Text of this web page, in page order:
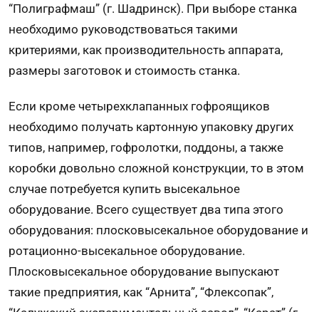
“Полиграфмаш” (г. Шадринск). При выборе станка
необходимо руководствоваться такими
критериями, как производительность аппарата,
размеры заготовок и стоимость станка.
Если кроме четырехклапанных гофроящиков
необходимо получать картонную упаковку других
типов, например, гофролотки, поддоны, а также
коробки довольно сложной конструкции, то в этом
случае потребуется купить высекальное
оборудование. Всего существует два типа этого
оборудования: плосковысекальное оборудование и
ротационно-высекальное оборудование.
Плосковысекальное оборудование выпускают
такие предприятия, как “Арнита”, “Флексопак”,